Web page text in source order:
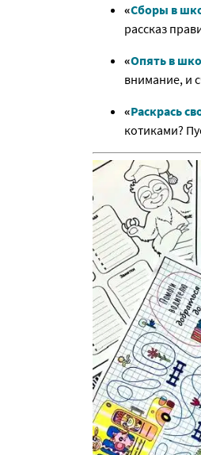
«Сборы в
рассказ
«Опять в
внимание, и
«Раскрась
котиками?